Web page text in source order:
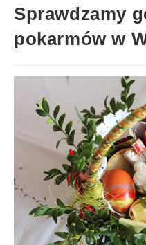
Sprawdzamy
pokarmów w